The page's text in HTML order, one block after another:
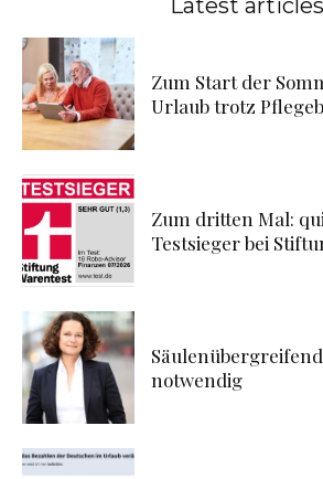
Latest articles
Zum Start der
Urlaub trotz
Zum dritten Mal:
Testsieger bei
notwendig